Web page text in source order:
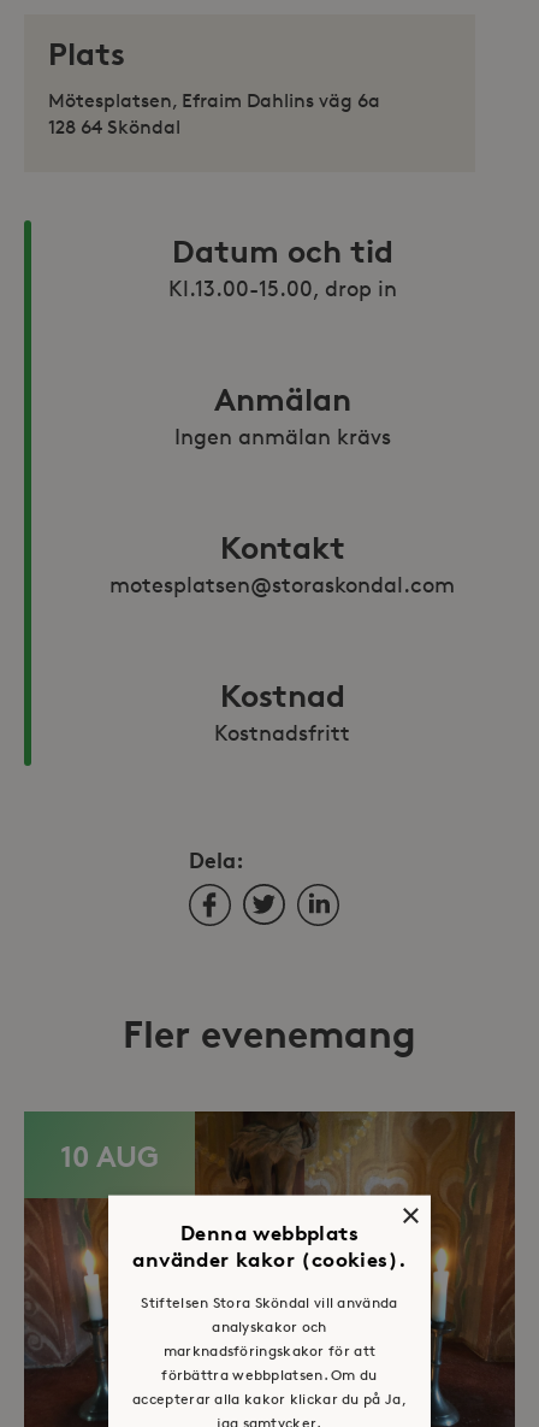
Plats
Mötesplatsen, Efraim Dahlins väg 6a
128 64 Sköndal
Datum och tid
Anmälan
Ingen anmälan krävs
Kontakt
motesplatsen@storaskondal.com
Kostnad
Kostnadsfritt
Dela:
FacebookTwitterLinkedIn
Fler evenemang
10 AUG
×
Denna webbplats
använder kakor (cookies).
Stiftelsen Stora Sköndal vill använda
analyskakor och
marknadsföringskakor för att
förbättra webbplatsen. Om du
accepterar alla kakor klickar du på Ja,
jag samtycker.